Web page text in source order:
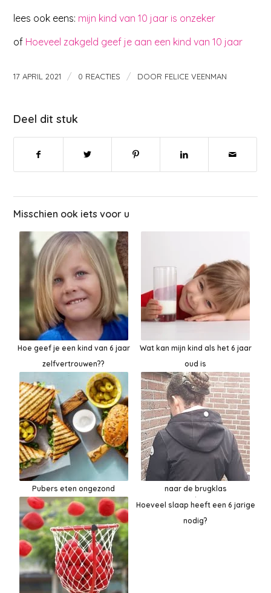
lees ook eens: mijn kind van 10 jaar is onzeker
of Hoeveel zakgeld geef je aan een kind van 10 jaar
17 APRIL 2021 / 0 REACTIES / DOOR FELICE VEENMAN
Deel dit stuk
Misschien ook iets voor u
Hoe geef je een kind van 6 jaar
zelfvertrouwen??
Wat kan mijn kind als het 6 jaar
oud is
Pubers eten ongezond
naar de brugklas
Hoeveel slaap heeft een 6 jarige
nodig?